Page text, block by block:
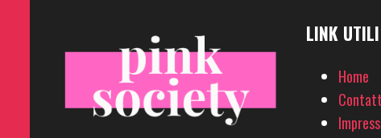
LINK UTILI
Home